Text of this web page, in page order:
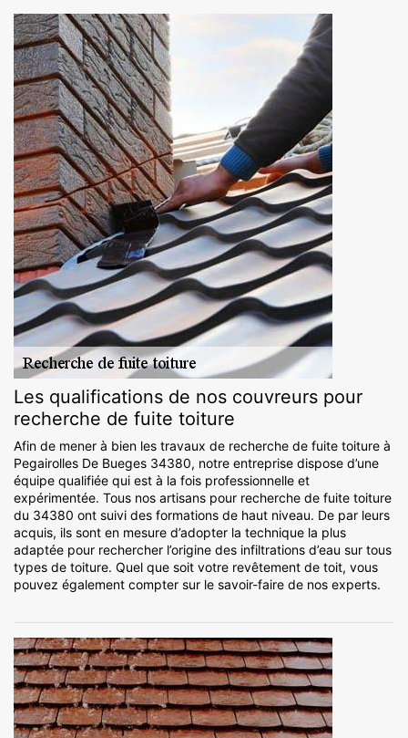
Les qualifications de nos couvreurs pour
recherche de fuite toiture
Afin de mener à bien les travaux de recherche de fuite toiture à
Pegairolles De Bueges 34380, notre entreprise dispose d’une
équipe qualifiée qui est à la fois professionnelle et
expérimentée. Tous nos artisans pour recherche de fuite toiture
du 34380 ont suivi des formations de haut niveau. De par leurs
acquis, ils sont en mesure d’adopter la technique la plus
adaptée pour rechercher l’origine des infiltrations d’eau sur tous
types de toiture. Quel que soit votre revêtement de toit, vous
pouvez également compter sur le savoir-faire de nos experts.